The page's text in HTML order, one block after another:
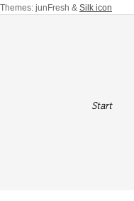
Themes: junFresh & Silk icon
Start